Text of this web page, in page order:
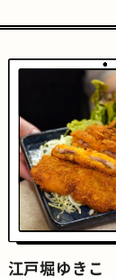
江戸堀ゆきこ